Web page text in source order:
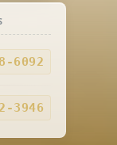
6092
3946